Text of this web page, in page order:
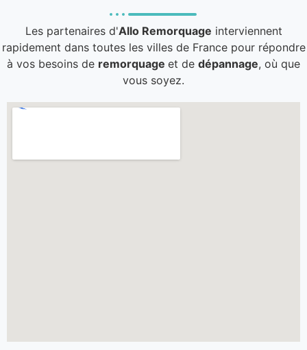
Les partenaires d'Allo Remorquage interviennent
rapidement dans toutes les villes de France pour répondre
à vos besoins de remorquage et de dépannage, où que
vous soyez.